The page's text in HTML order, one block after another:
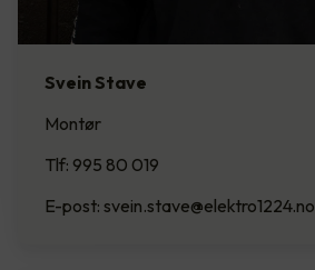
Svein Stave
Montør
Tlf: 995 80 019
E-post: svein.stave@elektro1224.no